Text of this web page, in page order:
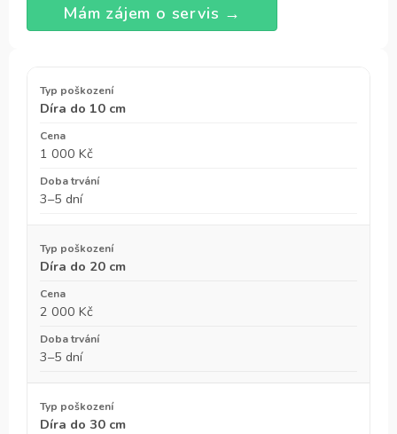
Díra do 10 cm
1 000 Kč
3–5 dní
Díra do 20 cm
2 000 Kč
3–5 dní
Díra do 30 cm
Mám zájem o servis →